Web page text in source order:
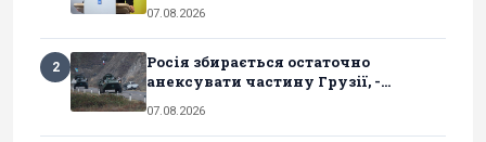
07.08.2026
2
Росія збирається остаточно
анексувати частину Грузії, -...
07.08.2026